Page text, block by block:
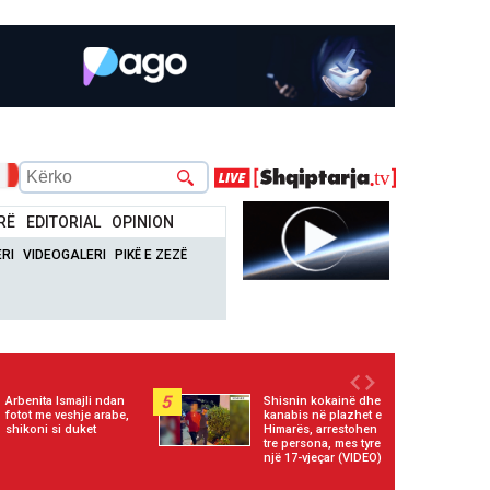
EDITORIAL OPINION
VIDEOGALERI PIKË E ZEZË
Arbenita Ismajli ndan
fotot me veshje arabe,
shikoni si duket
5
Shisnin kokainë dhe
kanabis në plazhet e
Himarës, arrestohen
tre persona, mes tyre
një 17-vjeçar (VIDEO)